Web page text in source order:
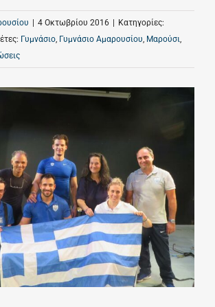
4 Οκτωβρίου 2016
Κατηγορίες:
Γυμνάσιο, Γυμνάσιο Αμαρουσίου, Μαρούσι,